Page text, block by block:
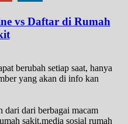
vs Daftar di Rumah
berubah setiap saat, hanya
yang akan di info kan
dari berbagai macam
sakit,media sosial rumah